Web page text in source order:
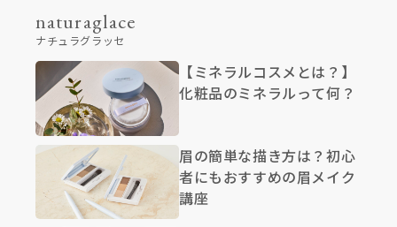
naturaglace
ナチュラグラッセ
【ミネラルコスメとは？】
化粧品のミネラルって何？
眉の簡単な描き方は？初心
者にもおすすめの眉メイク
講座